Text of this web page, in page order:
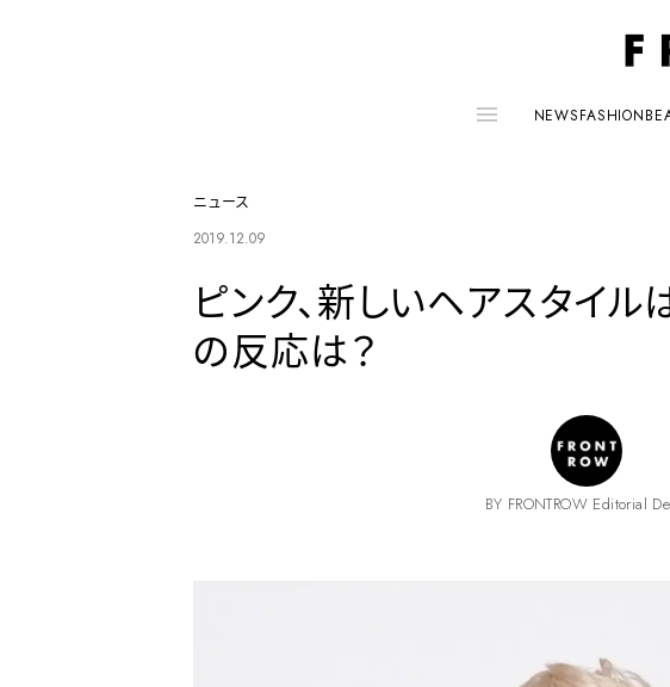
NEWSFASHION
ニュース
2019.12.09
ピンク、新しいヘアスタイル
の反応は？
BY FRONTROW Editorial